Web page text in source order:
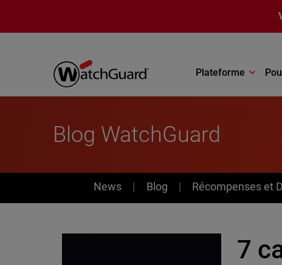
Plateforme
Blog WatchGuard
News
News Blog Récompenses et
7